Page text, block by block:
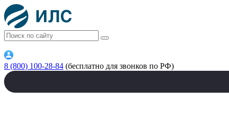
8 (800) 100-28-84 (бесплатно для звонков по РФ)